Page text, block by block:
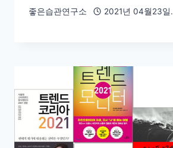
좋은습관연구소 2021년 04월23일.